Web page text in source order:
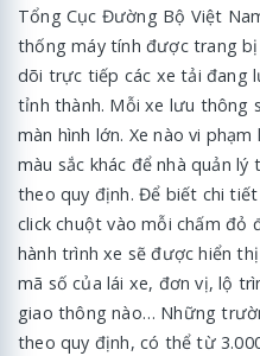
Tổng Cục Đường Bộ Việt
thống máy tính được trang
dõi trực tiếp các xe tải đang
tỉnh thành. Mỗi xe lưu thông
màn hình lớn. Xe nào vi
màu sắc khác để nhà quản
theo quy định. Để biết chi
click chuột vào mỗi chấm
hành trình xe sẽ được hiển
mã số của lái xe, đơn vị, lộ
giao thông nào… Những
theo quy định, có thể từ